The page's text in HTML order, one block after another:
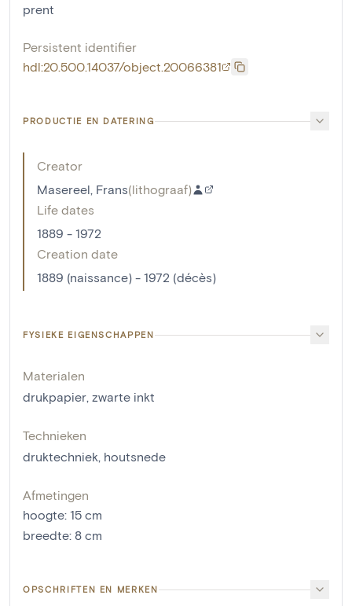
prent
Persistent identifier
hdl:20.500.14037/object.20066381
PRODUCTIE EN DATERING
Creator
Masereel, Frans(lithograaf)
Life dates
1889 - 1972
Creation date
1889 (naissance) - 1972 (décès)
FYSIEKE EIGENSCHAPPEN
Materialen
drukpapier, zwarte inkt
Technieken
druktechniek, houtsnede
Afmetingen
hoogte: 15 cm
breedte: 8 cm
OPSCHRIFTEN EN MERKEN